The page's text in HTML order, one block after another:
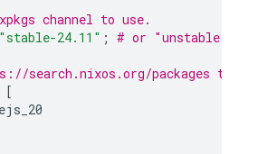
channel to use.
"stable-24.11" ; # or "unstable"
search.nixos.org/packages to
[